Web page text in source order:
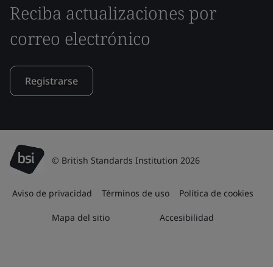
Reciba actualizaciones por
correo electrónico
Registrarse
© British Standards Institution 2026
Aviso de privacidad Términos de uso Política de cookies
Mapa del sitio Accesibilidad